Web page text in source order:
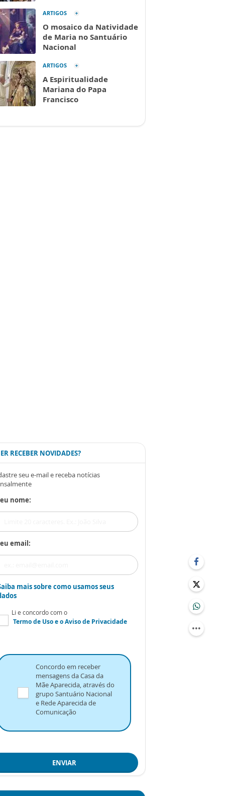
ARTIGOS
O mosaico da Natividade
de Maria no Santuário
Nacional
ARTIGOS
A Espiritualidade
Mariana do Papa
Francisco
RECEBER NOVIDADES?
seu e-mail e receba notícias
nome:
email:
mais sobre como usamos seus
Li e concordo com o
Termo de Usoe oAviso de Privacidade
Concordo em receber
mensagens da Casa da
Mãe Aparecida, através do
grupo Santuário Nacional
e Rede Aparecida de
Comunicação
ENVIAR